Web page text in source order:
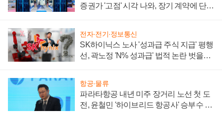
증권가 '고점' 시각 나와, 장기 계약에 단점
전자·전기·정보통신
SK하이닉스 노사 '성과급 주식 지급' 평행
선, 곽노정 'N% 성과급' 법적 논란 벗을지
항공·물류
파라타항공 내년 미주 장거리 노선 첫 도
전, 윤철민 '하이브리드 항공사' 승부수 통